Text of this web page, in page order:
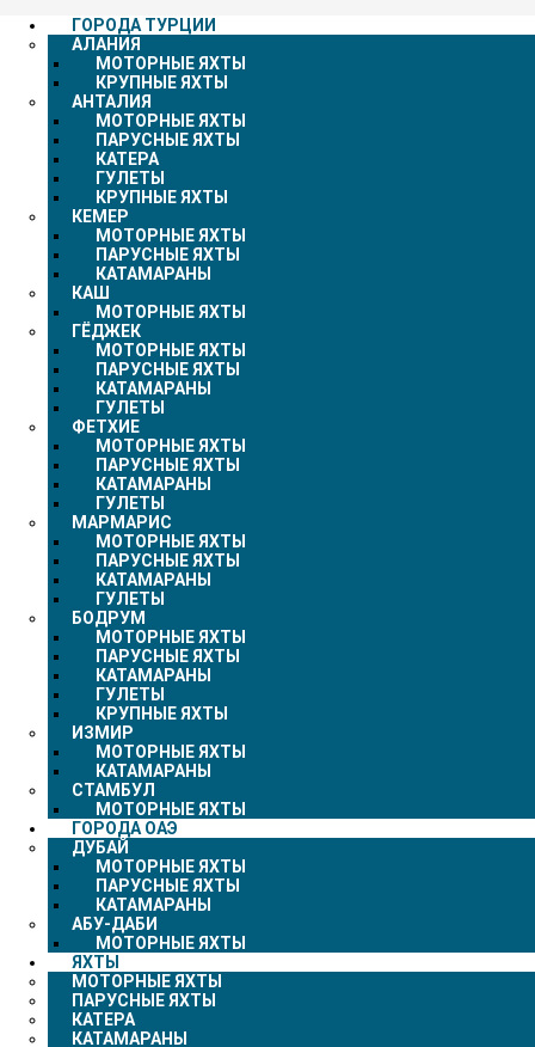
ГОРОДА ТУРЦИИ
АЛАНИЯ
МОТОРНЫЕ ЯХТЫ
КРУПНЫЕ ЯХТЫ
АНТАЛИЯ
МОТОРНЫЕ ЯХТЫ
ПАРУСНЫЕ ЯХТЫ
КАТЕРА
ГУЛЕТЫ
КРУПНЫЕ ЯХТЫ
КЕМЕР
МОТОРНЫЕ ЯХТЫ
ПАРУСНЫЕ ЯХТЫ
КАТАМАРАНЫ
КАШ
МОТОРНЫЕ ЯХТЫ
ГЁДЖЕК
МОТОРНЫЕ ЯХТЫ
ПАРУСНЫЕ ЯХТЫ
КАТАМАРАНЫ
ГУЛЕТЫ
ФЕТХИЕ
МОТОРНЫЕ ЯХТЫ
ПАРУСНЫЕ ЯХТЫ
КАТАМАРАНЫ
ГУЛЕТЫ
МАРМАРИС
МОТОРНЫЕ ЯХТЫ
ПАРУСНЫЕ ЯХТЫ
КАТАМАРАНЫ
ГУЛЕТЫ
БОДРУМ
МОТОРНЫЕ ЯХТЫ
ПАРУСНЫЕ ЯХТЫ
КАТАМАРАНЫ
ГУЛЕТЫ
КРУПНЫЕ ЯХТЫ
ИЗМИР
МОТОРНЫЕ ЯХТЫ
КАТАМАРАНЫ
СТАМБУЛ
МОТОРНЫЕ ЯХТЫ
ГОРОДА ОАЭ
ДУБАЙ
МОТОРНЫЕ ЯХТЫ
ПАРУСНЫЕ ЯХТЫ
КАТАМАРАНЫ
АБУ-ДАБИ
МОТОРНЫЕ ЯХТЫ
ЯХТЫ
МОТОРНЫЕ ЯХТЫ
ПАРУСНЫЕ ЯХТЫ
КАТЕРА
КАТАМАРАНЫ